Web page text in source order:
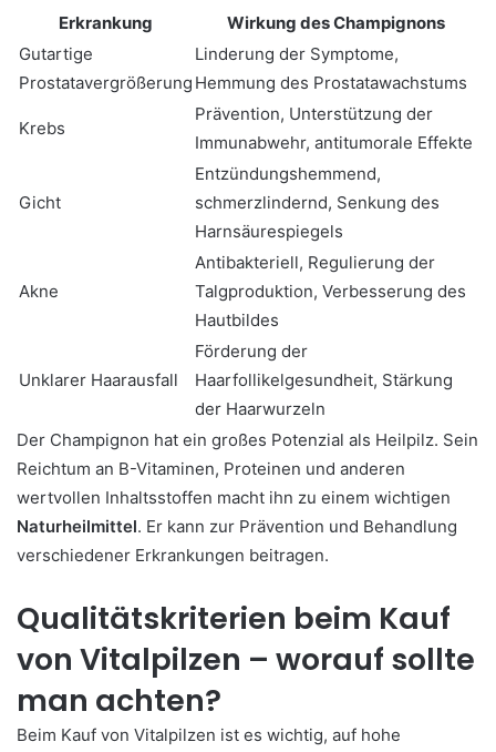
Erkrankung
Wirkung des Champignons
Gutartige
Prostatavergrößerung
Linderung der Symptome,
Hemmung des Prostatawachstums
Krebs
Prävention, Unterstützung der
Immunabwehr, antitumorale Effekte
Gicht
Entzündungshemmend,
schmerzlindernd, Senkung des
Harnsäurespiegels
Akne
Antibakteriell, Regulierung der
Talgproduktion, Verbesserung des
Hautbildes
Unklarer Haarausfall
Förderung der
Haarfollikelgesundheit, Stärkung
der Haarwurzeln
Der Champignon hat ein großes Potenzial als Heilpilz. Sein
Reichtum an B-Vitaminen, Proteinen und anderen
wertvollen Inhaltsstoffen macht ihn zu einem wichtigen
Naturheilmittel. Er kann zur Prävention und Behandlung
verschiedener Erkrankungen beitragen.
Qualitätskriterien beim Kauf
von Vitalpilzen – worauf sollte
man achten?
Beim Kauf von Vitalpilzen ist es wichtig, auf hohe